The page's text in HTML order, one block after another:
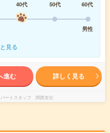
40代 50代
60代
男性
見る
進む 詳しく見る
ートスタッフ 関西支社